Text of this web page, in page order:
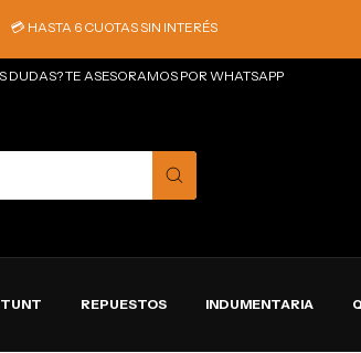
💳 HASTA 6 CUOTAS SIN INTERÉS
DUDAS? TE ASESORAMOS POR WHATSAPP
REPUESTOS INDUMENTARIA